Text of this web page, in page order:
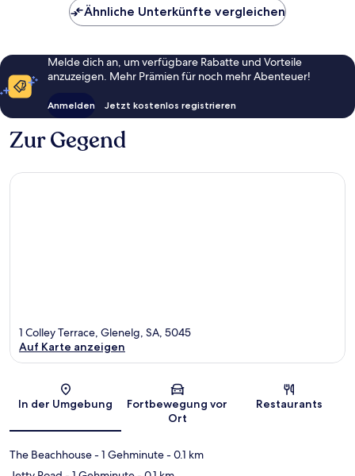
Ähnliche Unterkünfte vergleichen
Melde dich an, um verfügbare Rabatte und Vorteile
anzuzeigen. Mehr Prämien für noch mehr Abenteuer!
Anmelden Jetzt kostenlos registrieren
Zur Gegend
Karte
1 Colley Terrace, Glenelg, SA, 5045
Auf Karte anzeigen
In der Umgebung
Fortbewegung vor
Ort
Restaurants
The Beachhouse- 1 Gehminute- 0.1 km